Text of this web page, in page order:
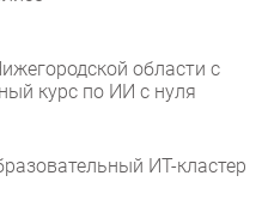
области с
курс по ИИ с нуля
ИТ-кластер